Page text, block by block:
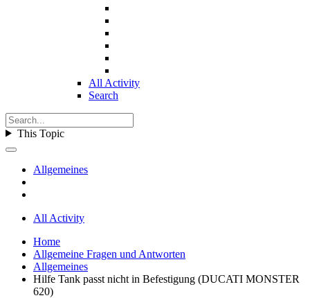
All Activity
Search
This Topic
Allgemeines
All Activity
Home
Allgemeine Fragen und Antworten
Allgemeines
Hilfe Tank passt nicht in Befestigung (DUCATI MONSTER
620)